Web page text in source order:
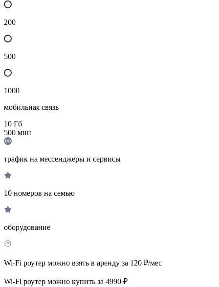
200
500
1000
мобильная связь
10 Гб
500 мин
трафик на мессенджеры и сервисы
10 номеров на семью
оборудование
Wi-Fi роутер можно взять в аренду за 120 ₽/мес
Wi-Fi роутер можно купить за 4990 ₽